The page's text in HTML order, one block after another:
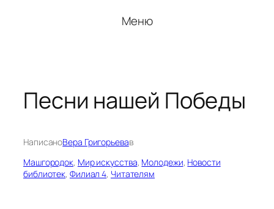
Меню
Песни нашей Победы
НаписаноВера Григорьевав
Машгородок, Мир искусства, Молодежи, Новости
библиотек, Филиал 4, Читателям